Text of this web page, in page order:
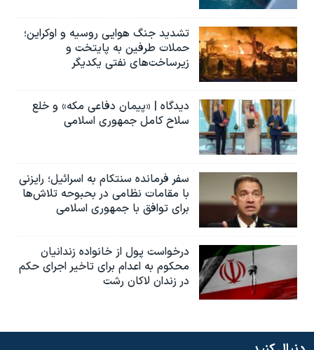
تشدید جنگ هوایی روسیه و اوکراین؛
حملات طرفین به پایتخت‌ و
زیرساخت‌های نفتی یکدیگر
دیدگاه | «پیمان دفاعی مکه» و خلع
سلاح کامل جمهوری اسلامی
سفر فرمانده سنتکام به اسرائیل؛ رایزنی
با مقامات نظامی در بحبوحه تلاش‌ها
برای توافق با جمهوری اسلامی
درخواست پول از خانواده زندانیان
محکوم به‌ اعدام برای تاخیر اجرای حکم
در زندان لاکان رشت